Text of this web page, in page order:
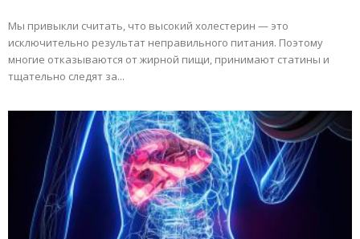
Мы привыкли считать, что высокий холестерин — это
исключительно результат неправильного питания. Поэтому
многие отказываются от жирной пищи, принимают статины и
тщательно следят за...